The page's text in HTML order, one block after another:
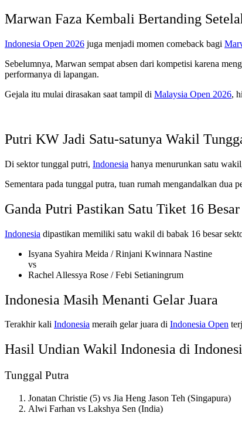
Marwan Faza Kembali Bertanding
Indonesia Open 2026 juga menjadi momen comeback bagi
Sebelumnya, Marwan sempat absen dari kompetisi karena
performanya di lapangan.
Gejala itu mulai dirasakan saat tampil di Malaysia Open 2026,
Putri KW Jadi Satu-satunya Wakil
Di sektor tunggal putri, Indonesia hanya menurunkan satu
Sementara pada tunggal putra, tuan rumah mengandalkan dua
Ganda Putri Pastikan Satu Tiket 16 Besar
Indonesia dipastikan memiliki satu wakil di babak 16 besar
Isyana Syahira Meida / Rinjani Kwinnara Nastine
vs
Rachel Allessya Rose / Febi Setianingrum
Indonesia Masih Menanti Gelar Juara
Terakhir kali Indonesia meraih gelar juara di Indonesia Open
Hasil Undian Wakil Indonesia di
Tunggal Putra
Jonatan Christie (5) vs Jia Heng Jason Teh (Singapura)
Alwi Farhan vs Lakshya Sen (India)